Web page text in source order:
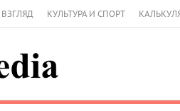
ВЗГЛЯД КУЛЬТУРА И СПОРТ